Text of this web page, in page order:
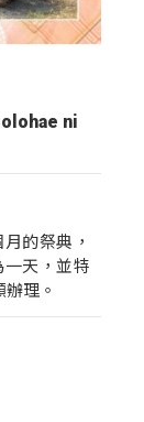
ni
的祭典，
天，並特
理。